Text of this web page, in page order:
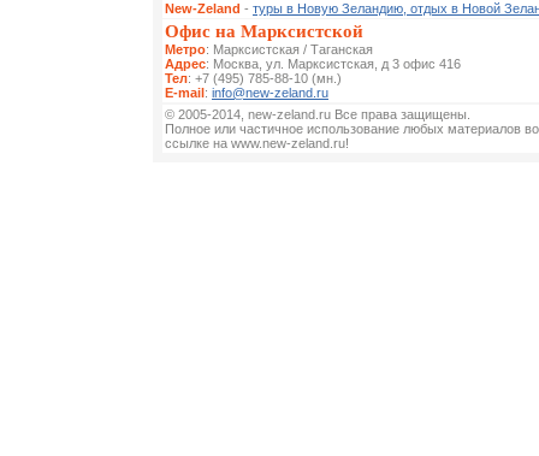
New-Zeland - туры в Новую Зеландию, отдых в Новой
Офис на Марксистской
Метро: Марксистская / Таганская
Адрес: Москва, ул. Марксистская, д 3 офис 416
Тел: +7 (495) 785-88-10 (мн.)
E-mail: info@new-zeland.ru
© 2005-2014, new-zeland.ru Все права защищены.
Полное или частичное использование любых материалов
ссылке на www.new-zeland.ru!